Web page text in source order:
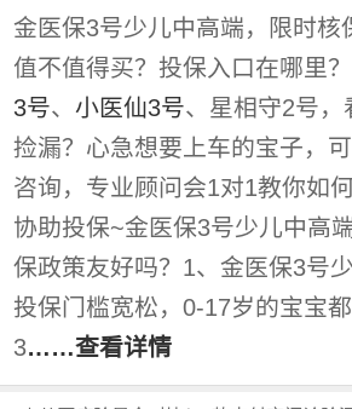
金医保3号少儿中高端，限时核
值不值得买？投保入口在哪里
3号、小医仙3号、星相守2号，
捡漏？心急想要上车的宝子，
咨询，专业顾问会1对1教你如
协助投保~金医保3号少儿中高
保政策友好吗？1、金医保3号
投保门槛宽松，0-17岁的宝宝
3……查看详情